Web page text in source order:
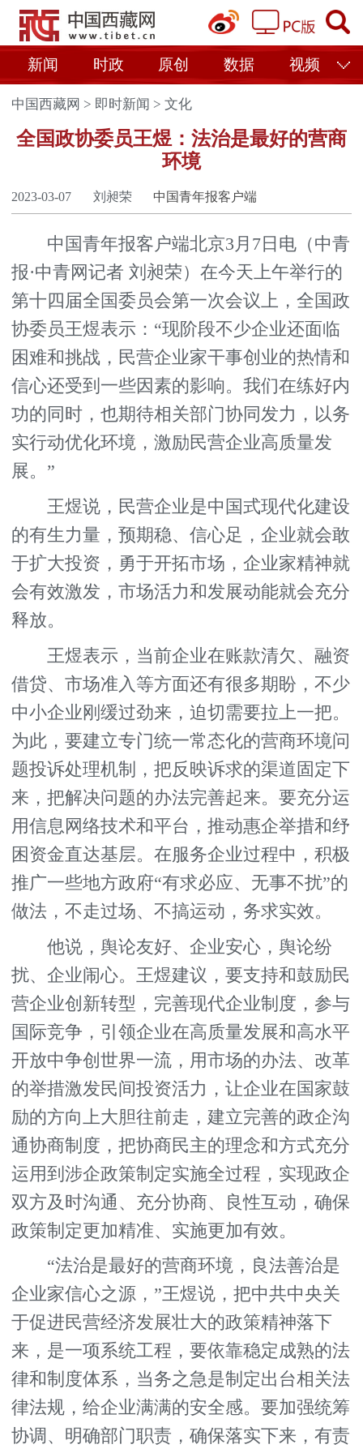
新闻 时政 原创 数据 视频
中国西藏网 > 即时新闻 >文化
全国政协委员王煜：法治是最好的营商
环境
2023-03-07 刘昶荣 中国青年报客户端
中国青年报客户端北京3月7日电（中青
报·中青网记者 刘昶荣）在今天上午举行的
第十四届全国委员会第一次会议上，全国政
协委员王煜表示：“现阶段不少企业还面临
困难和挑战，民营企业家干事创业的热情和
信心还受到一些因素的影响。我们在练好内
功的同时，也期待相关部门协同发力，以务
实行动优化环境，激励民营企业高质量发
展。”
王煜说，民营企业是中国式现代化建设
的有生力量，预期稳、信心足，企业就会敢
于扩大投资，勇于开拓市场，企业家精神就
会有效激发，市场活力和发展动能就会充分
释放。
王煜表示，当前企业在账款清欠、融资
借贷、市场准入等方面还有很多期盼，不少
中小企业刚缓过劲来，迫切需要拉上一把。
为此，要建立专门统一常态化的营商环境问
题投诉处理机制，把反映诉求的渠道固定下
来，把解决问题的办法完善起来。要充分运
用信息网络技术和平台，推动惠企举措和纾
困资金直达基层。在服务企业过程中，积极
推广一些地方政府“有求必应、无事不扰”的
做法，不走过场、不搞运动，务求实效。
他说，舆论友好、企业安心，舆论纷
扰、企业闹心。王煜建议，要支持和鼓励民
营企业创新转型，完善现代企业制度，参与
国际竞争，引领企业在高质量发展和高水平
开放中争创世界一流，用市场的办法、改革
的举措激发民间投资活力，让企业在国家鼓
励的方向上大胆往前走，建立完善的政企沟
通协商制度，把协商民主的理念和方式充分
运用到涉企政策制定实施全过程，实现政企
双方及时沟通、充分协商、良性互动，确保
政策制定更加精准、实施更加有效。
“法治是最好的营商环境，良法善治是
企业家信心之源，”王煜说，把中共中央关
于促进民营经济发展壮大的政策精神落下
来，是一项系统工程，要依靠稳定成熟的法
律和制度体系，当务之急是制定出台相关法
律法规，给企业满满的安全感。要加强统筹
协调、明确部门职责，确保落实下来，有责